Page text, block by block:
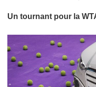
Un tournant pour la